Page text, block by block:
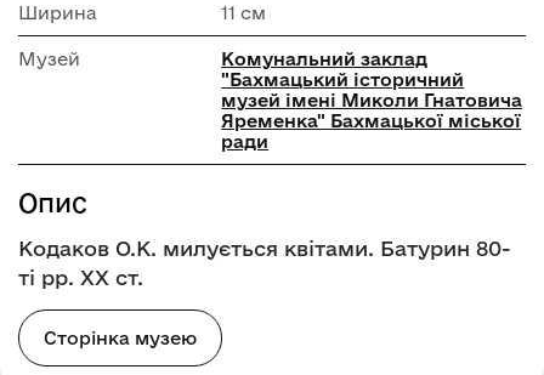
Ширина 11 см
Музей
Комунальний заклад
"Бахмацький історичний
музей імені Миколи Гнатовича
Яременка" Бахмацької міської
ради
Опис
Кодаков О.К. милується квітами. Батурин 80-
ті рр. ХХ ст.
Сторінка музею